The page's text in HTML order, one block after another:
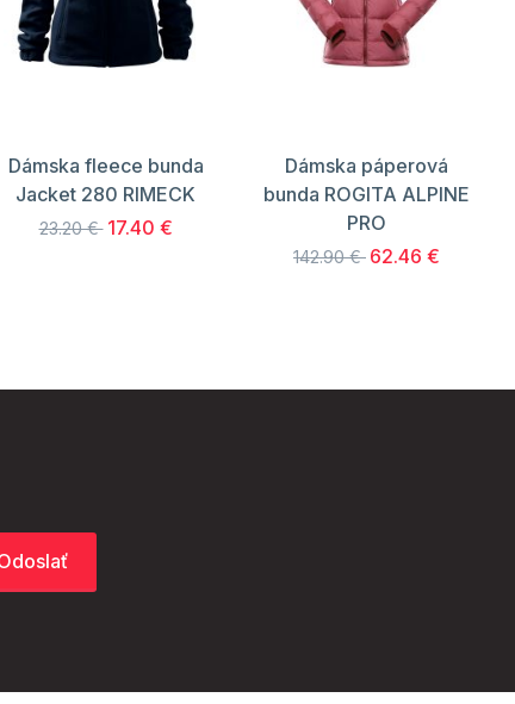
Dámska fleece bunda
Jacket 280 RIMECK
23.20 € 17.40 €
Dámska páperová
bunda ROGITA ALPINE
PRO
142.90 € 62.46 €